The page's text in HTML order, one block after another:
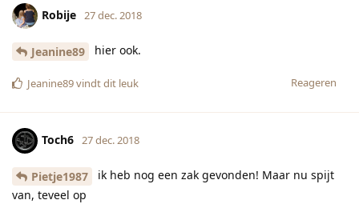
Door het random vraag topic heb ik nu t liedje van Belle en
het Beest in mn hoofd, waarvan ik de tekst grotendeels niet
ken.
Mijn hoofd gaat dus van "tadum, tidam, tadidididaaa, there
must be more than this provincial liiiiiife..:
Reageren
[verwijderd] 28 dec. 2018